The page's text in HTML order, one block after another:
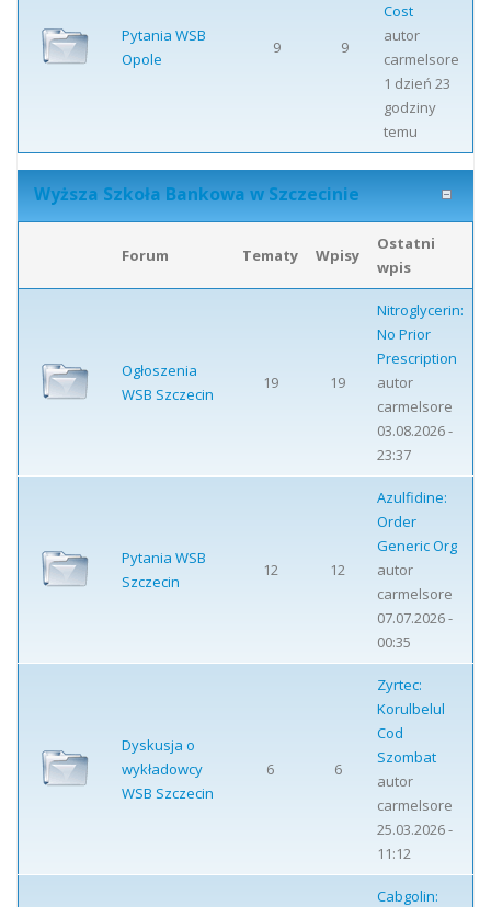
Pytania WSB
Opole
9 9
Cost
autor
carmelsore
1 dzień 23
godziny
temu
Wyższa Szkoła Bankowa w Szczecinie
Forum Tematy Wpisy
Ostatni
wpis
Ogłoszenia
WSB Szczecin
19 19
Nitroglycerin:
No Prior
Prescription
autor
carmelsore
03.08.2026 -
23:37
Pytania WSB
Szczecin
12 12
Azulfidine:
Order
Generic Org
autor
carmelsore
07.07.2026 -
00:35
Dyskusja o
wykładowcy
WSB Szczecin
6 6
Zyrtec:
Korulbelul
Cod
Szombat
autor
carmelsore
25.03.2026 -
11:12
Cabgolin: